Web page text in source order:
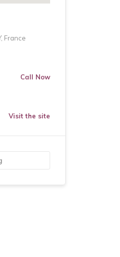
France
Call Now
Visit the site